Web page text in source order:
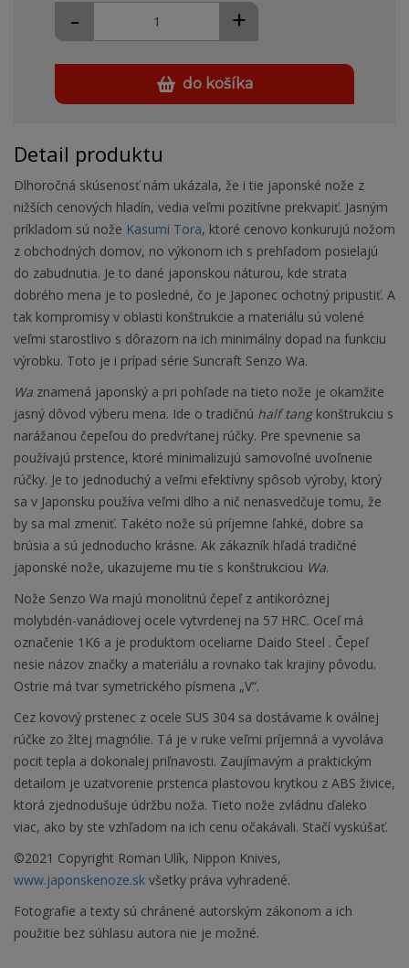
+
-
do košíka
Detail produktu
Dlhoročná skúsenosť nám ukázala, že i tie japonské nože z
nižších cenových hladín, vedia veľmi pozitívne prekvapiť. Jasným
príkladom sú nože Kasumi Tora, ktoré cenovo konkurujú nožom
z obchodných domov, no výkonom ich s prehľadom posielajú
do zabudnutia. Je to dané japonskou náturou, kde strata
dobrého mena je to posledné, čo je Japonec ochotný pripustiť. A
tak kompromisy v oblasti konštrukcie a materiálu sú volené
veľmi starostlivo s dôrazom na ich minimálny dopad na funkciu
výrobku. Toto je i prípad série Suncraft Senzo Wa.
Wa znamená japonský a pri pohľade na tieto nože je okamžite
jasný dôvod výberu mena. Ide o tradičnú half tangkonštrukciu s
narážanou čepeľou do predvŕtanej rúčky. Pre spevnenie sa
používajú prstence, ktoré minimalizujú samovoľné uvoľnenie
rúčky. Je to jednoduchý a veľmi efektívny spôsob výroby, ktorý
sa v Japonsku používa veľmi dlho a nič nenasvedčuje tomu, že
by sa mal zmeniť. Takéto nože sú príjemne ľahké, dobre sa
brúsia a sú jednoducho krásne. Ak zákazník hľadá tradičné
japonské nože, ukazujeme mu tie s konštrukciou Wa.
Nože Senzo Wa majú monolitnú čepeľ z antikoróznej
molybdén-vanádiovej ocele vytvrdenej na 57 HRC. Oceľ má
označenie 1K6 a je produktom oceliarne Daido Steel . Čepeľ
nesie názov značky a materiálu a rovnako tak krajiny pôvodu.
Ostrie má tvar symetrického písmena „V“.
Cez kovový prstenec z ocele SUS 304 sa dostávame k oválnej
rúčke zo žltej magnólie. Tá je v ruke veľmi príjemná a vyvoláva
pocit tepla a dokonalej priľnavosti. Zaujímavým a praktickým
detailom je uzatvorenie prstenca plastovou krytkou z ABS živice,
ktorá zjednodušuje údržbu noža. Tieto nože zvládnu ďaleko
viac, ako by ste vzhľadom na ich cenu očakávali. Stačí vyskúšať.
©2021 Copyright Roman Ulík, Nippon Knives,
www.japonskenoze.sk všetky práva vyhradené.
Fotografie a texty sú chránené autorským zákonom a ich
použitie bez súhlasu autora nie je možné.